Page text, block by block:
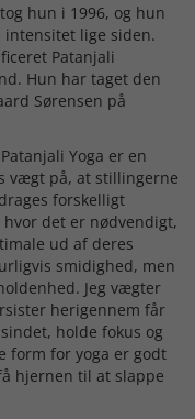
hun i 1996, og hun
lige siden.
Patanjali
Hun har taget den
Sørensen på
Yoga er en
vægt på, at stillingerne
forskelligt
det er nødvendigt,
ud af deres
smidighed, men
Jeg vægter
herigennem får
holde fokus og
form for yoga er godt
hjernen til at slappe